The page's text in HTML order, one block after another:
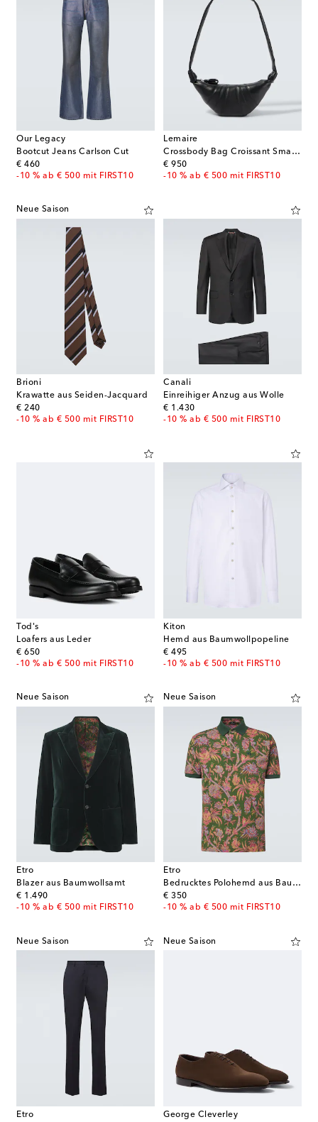
Our Legacy
Bootcut Jeans Carlson Cut
€ 460
original price
-10 % ab € 500 mit FIRST10
Lemaire
Crossbody Bag Croissant Small aus Leder
€ 950
original price
-10 % ab € 500 mit FIRST10
Neue Saison
Brioni
Krawatte aus Seiden-Jacquard
€ 240
original price
-10 % ab € 500 mit FIRST10
Canali
Einreihiger Anzug aus Wolle
€ 1.430
original price
-10 % ab € 500 mit FIRST10
Tod's
Loafers aus Leder
€ 650
original price
-10 % ab € 500 mit FIRST10
Kiton
Hemd aus Baumwollpopeline
€ 495
original price
-10 % ab € 500 mit FIRST10
Neue Saison
Etro
Blazer aus Baumwollsamt
€ 1.490
original price
-10 % ab € 500 mit FIRST10
Neue Saison
Etro
Bedrucktes Polohemd aus Baumwoll-Piqué
€ 350
original price
-10 % ab € 500 mit FIRST10
Neue Saison
Etro
Neue Saison
George Cleverley